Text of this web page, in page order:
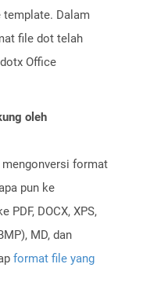
Dalam
file dot telah
Office
oleh
format
pun ke
PDF, DOCX, XPS,
MD, dan
format file yang